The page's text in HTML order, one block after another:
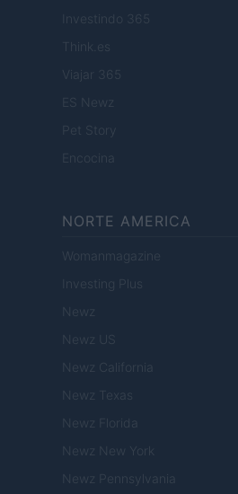
Investindo 365
Think.es
Viajar 365
ES Newz
Pet Story
Encocina
NORTE AMERICA
Womanmagazine
Investing Plus
Newz
Newz US
Newz California
Newz Texas
Newz Florida
Newz New York
Newz Pennsylvania